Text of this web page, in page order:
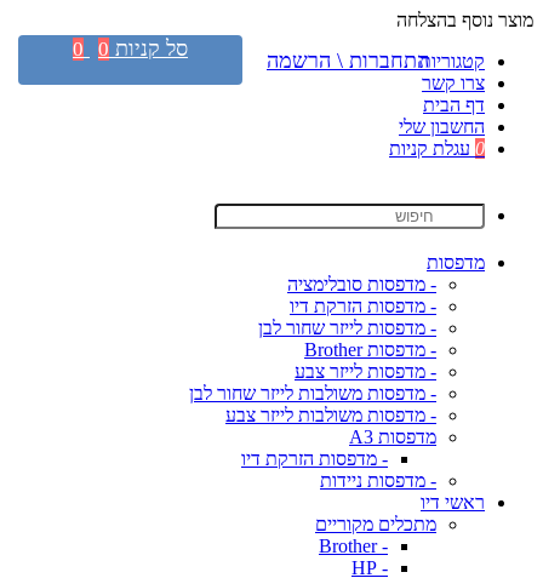
מוצר נוסף בהצלחה
קטגוריות
צרו קשר
דף הבית
החשבון שלי
0 עגלת קניות
מדפסות
- מדפסות סובלימציה
- מדפסות הזרקת דיו
- מדפסות לייזר שחור לבן
- מדפסות Brother
- מדפסות לייזר צבע
- מדפסות משולבות לייזר שחור לבן
- מדפסות משולבות לייזר צבע
מדפסות A3
- מדפסות הזרקת דיו
- מדפסות ניידות
ראשי דיו
מתכלים מקוריים
- Brother
- HP
התחברות \ הרשמה סל קניות 0
0